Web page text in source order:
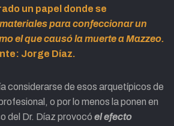
un papel donde se
materiales para confeccionar un
el que causó la muerte a Mazzeo.
Jorge Díaz.
considerarse de esos arquetípicos de
o por lo menos la ponen en
del Dr. Díaz provocó el efecto